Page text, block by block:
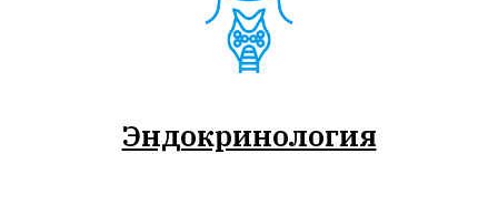
Эндокринология